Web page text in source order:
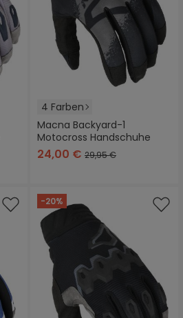
4 Farben
Macna Backyard-1
Motocross Handschuhe
24,00 € 29,95 €
-20%